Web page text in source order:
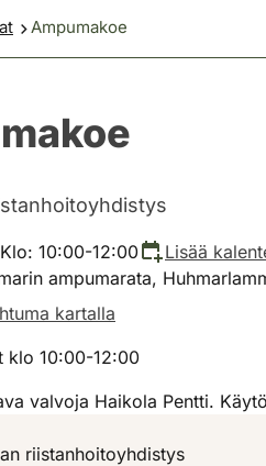
Ampumakoe
10:00-12:00
Lisää
ampumarata,
kartalla
välilehteen)
klo 10:00-12:00
valvoja Haikola Pentti.
riistanhoitoyhdistys